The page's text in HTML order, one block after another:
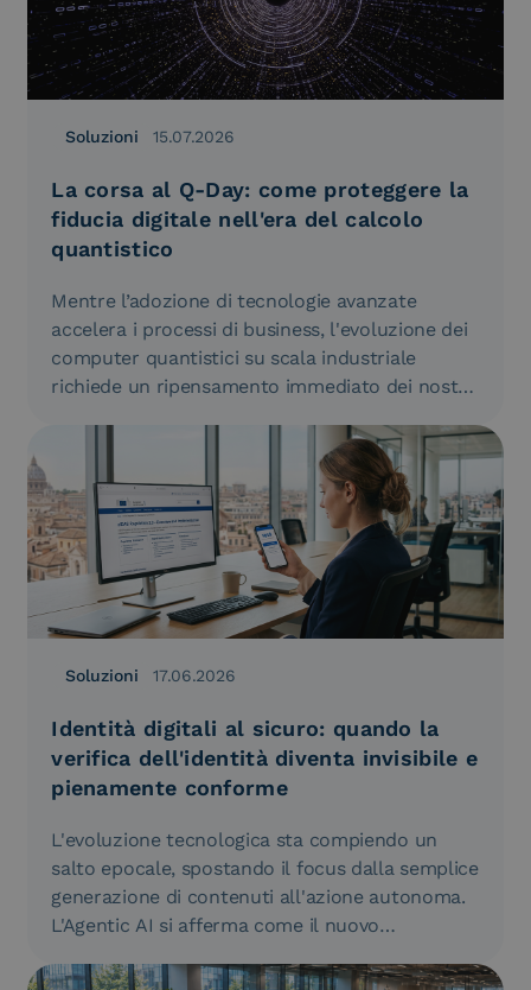
Soluzioni 15.07.2026
La corsa al Q-Day: come proteggere la
fiducia digitale nell'era del calcolo
quantistico
Mentre l’adozione di tecnologie avanzate
accelera i processi di business, l'evoluzione dei
computer quantistici su scala industriale
richiede un ripensamento immediato dei nostri
Soluzioni 17.06.2026
Identità digitali al sicuro: quando la
verifica dell'identità diventa invisibile e
pienamente conforme
L'evoluzione tecnologica sta compiendo un
salto epocale, spostando il focus dalla semplice
generazione di contenuti all'azione autonoma.
L'Agentic AI si afferma come il nuovo